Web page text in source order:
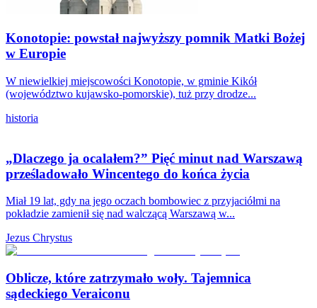
Konotopie: powstał najwyższy pomnik Matki Bożej
w Europie
W niewielkiej miejscowości Konotopie, w gminie Kikół
(województwo kujawsko-pomorskie), tuż przy drodze...
historia
„Dlaczego ja ocalałem?” Pięć minut nad Warszawą
prześladowało Wincentego do końca życia
Miał 19 lat, gdy na jego oczach bombowiec z przyjaciółmi na
pokładzie zamienił się nad walczącą Warszawą w...
Jezus Chrystus
Oblicze, które zatrzymało woły. Tajemnica
sądeckiego Veraiconu